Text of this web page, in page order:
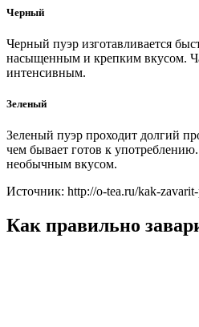
Черный
Черный пуэр изготавливается
насыщенным и крепким вкусом.
интенсивным.
Зеленый
Зеленый пуэр проходит долгий
чем бывает готов к
необычным вкусом.
Источник: http://o-tea.ru/kak-
Как правильно